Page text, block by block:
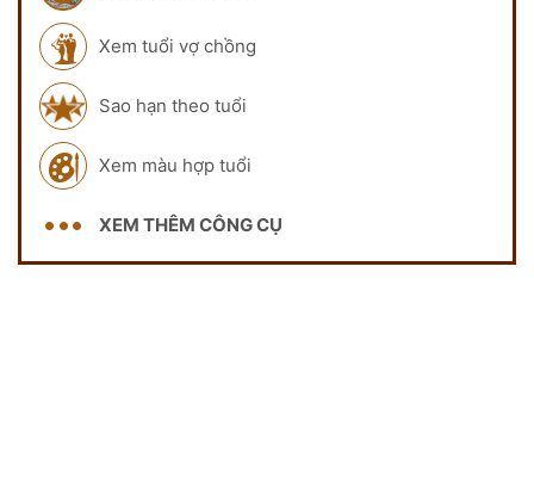
Xem tuổi vợ chồng
Sao hạn theo tuổi
Xem màu hợp tuổi
XEM THÊM CÔNG CỤ